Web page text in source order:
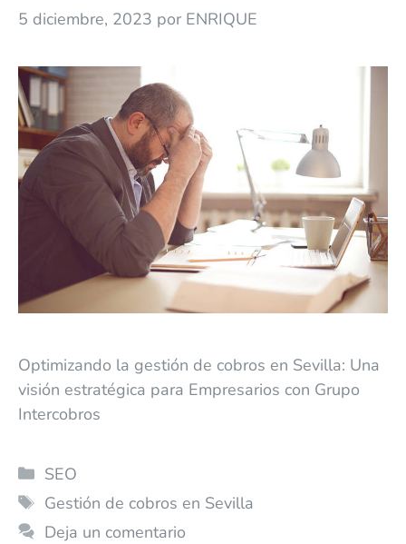
5 diciembre, 2023 por ENRIQUE
Optimizando la gestión de cobros en Sevilla: Una
visión estratégica para Empresarios con Grupo
Intercobros
SEO
Gestión de cobros en Sevilla
Deja un comentario